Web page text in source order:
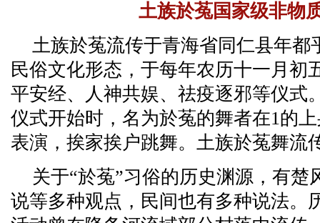
土族於菟国家级非物
土族於菟流传于青海省同仁县年都
民俗文化形态，于每年农历十一月初
平安经、人神共娱、祛疫逐邪等仪式
仪式开始时，名为於菟的舞者在1的
表演，挨家挨户跳舞。土族於菟舞流
关于“於菟”习俗的历史渊源，有楚
说等多种观点，民间也有多种说法。